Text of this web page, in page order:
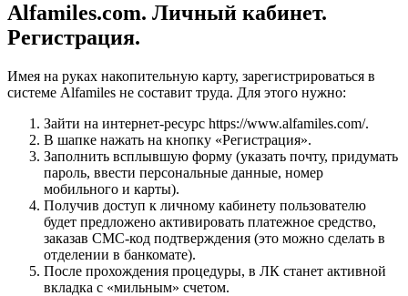
Alfamiles.com. Личный кабинет.
Регистрация.
Имея на руках накопительную карту, зарегистрироваться в
системе Alfamiles не составит труда. Для этого нужно:
Зайти на интернет-ресурс https://www.alfamiles.com/.
В шапке нажать на кнопку «Регистрация».
Заполнить всплывшую форму (указать почту, придумать
пароль, ввести персональные данные, номер
мобильного и карты).
Получив доступ к личному кабинету пользователю
будет предложено активировать платежное средство,
заказав СМС-код подтверждения (это можно сделать в
отделении в банкомате).
После прохождения процедуры, в ЛК станет активной
вкладка с «мильным» счетом.